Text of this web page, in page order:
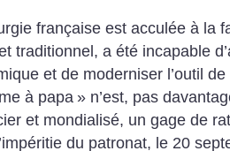
française est acculée à la
traditionnel, a été incapable
et de moderniser l’outil
à papa » n’est, pas
et mondialisé, un gage de
du patronat, le 20